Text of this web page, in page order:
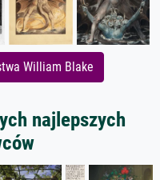
William Blake
najlepszych